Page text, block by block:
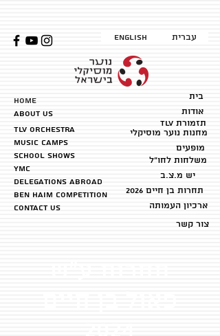
English עברית
HOME
about us
TLV Orchestra
music camps
School shows
YMC
Delegations abroad
ben haim competition
Contact us
בית
אודות
TLV תזמורת
מחנות נוער מוסיקלי
מופעים
משלחות לחו״ל
יש מ.צ.ב
2026 תחרות בן חיים
ארכיון העמותה
צור קשר